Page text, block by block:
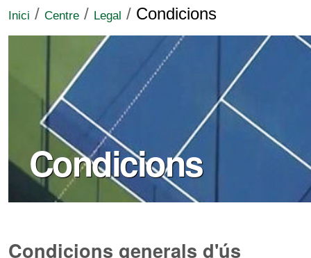
Inici / Centre / Legal / Condicions
Condicions
Condicions generals d'ús